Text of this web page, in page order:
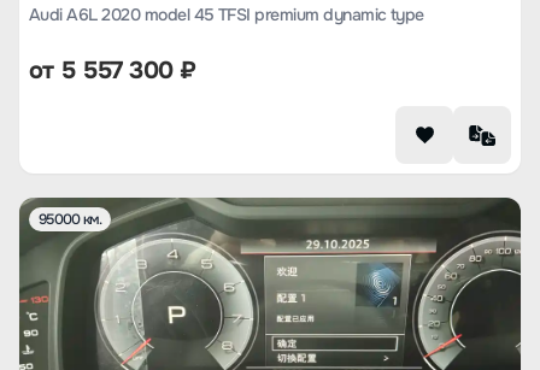
Audi A6L 2020 model 45 TFSI premium dynamic type
от 5 557 300₽
95000 км.